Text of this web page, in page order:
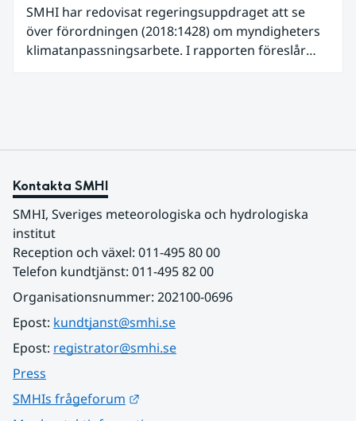
SMHI har redovisat regeringsuppdraget att se
över förordningen (2018:1428) om myndigheters
klimatanpassningsarbete. I rapporten föreslår
Kontakta SMHI
SMHI, Sveriges meteorologiska och hydrologiska
institut
Reception och växel: 011-495 80 00
Telefon kundtjänst: 011-495 82 00
Organisationsnummer: 202100-0696
Epost: kundtjanst@smhi.se
Epost: registrator@smhi.se
Press
SMHIs frågeforum